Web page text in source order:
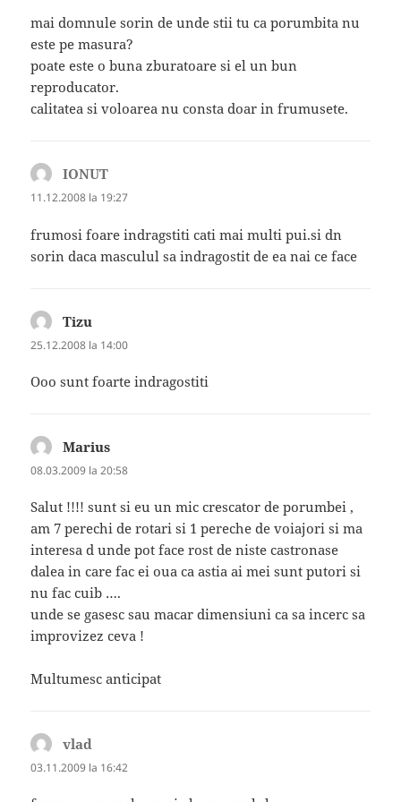
mai domnule sorin de unde stii tu ca porumbita nu
este pe masura?
poate este o buna zburatoare si el un bun
reproducator.
calitatea si voloarea nu consta doar in frumusete.
IONUT
11.12.2008 la 19:27
frumosi foare indragstiti cati mai multi pui.si dn
sorin daca masculul sa indragostit de ea nai ce face
Tizu
25.12.2008 la 14:00
Ooo sunt foarte indragostiti
Marius
08.03.2009 la 20:58
Salut !!!! sunt si eu un mic crescator de porumbei ,
am 7 perechi de rotari si 1 pereche de voiajori si ma
interesa d unde pot face rost de niste castronase
dalea in care fac ei oua ca astia ai mei sunt putori si
nu fac cuib ….
unde se gasesc sau macar dimensiuni ca sa incerc sa
improvizez ceva !
Multumesc anticipat
vlad
03.11.2009 la 16:42